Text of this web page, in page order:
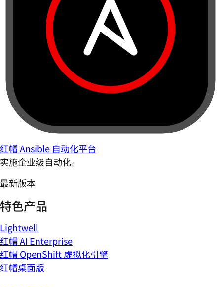
红帽 Ansible 自动化平台
实施企业级自动化。
最新版本
特色产品
Lightwell
红帽 AI Enterprise
红帽 OpenShift 虚拟化引擎
红帽桌面版